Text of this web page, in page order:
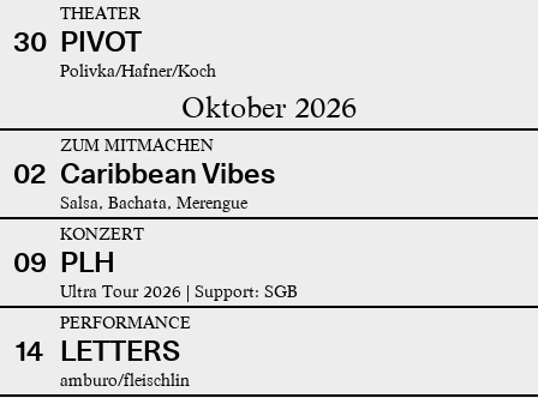
30
THEATER
PIVOT
Polivka/Hafner/Koch
Oktober 2026
02
ZUM MITMACHEN
Caribbean Vibes
Salsa, Bachata, Merengue
09
KONZERT
PLH
Ultra Tour 2026 | Support: SGB
14
PERFORMANCE
LETTERS
amburo/fleischlin